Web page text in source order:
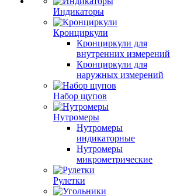
Индикаторы
Кронциркули
Кронциркули для
внутренних измерений
Кронциркули для
наружных измерений
Набор щупов
Нутромеры
Нутромеры
индикаторные
Нутромеры
микрометрические
Рулетки